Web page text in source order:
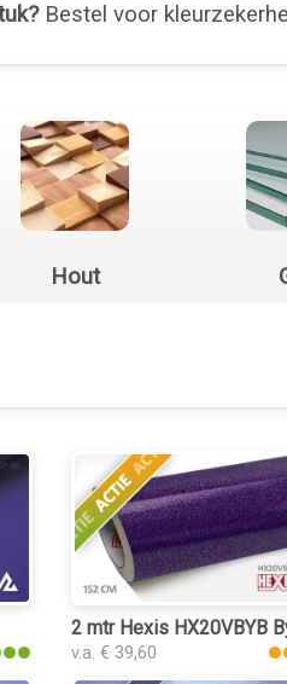
Bestel voor
Hout
2 mtr Hexis HX20VBYB
v.a. € 39,60